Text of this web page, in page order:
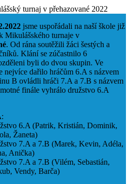
turnaj v přehazované 2022
jsme uspořádali na naší škole již
Mikulášského turnaje v
. Od rána soutěžili žáci šestých a
Klání se zúčastnilo 6
byli do dvou skupin. Ve
nejvíce dařilo hráčům 6.A s názvem
B ovládli hráči 7.A a 7.B s názvem
finále vyhrálo družstvo 6.A
:
6.A (Patrik, Kristián, Dominik,
Žaneta)
7.A a 7.B (Marek, Kevin, Adéla,
Anička)
7.A a 7.B (Vilém, Sebastián,
Vendy, Barča)